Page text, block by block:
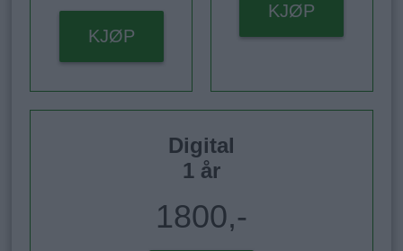
KJØP
KJØP
Digital
1 år
1800,-